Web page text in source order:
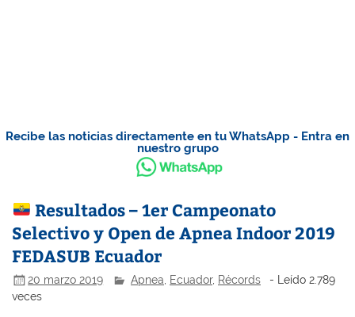
Recibe las noticias directamente en tu WhatsApp - Entra en
nuestro grupo
Resultados – 1er Campeonato
Selectivo y Open de Apnea Indoor 2019
FEDASUB Ecuador
20 marzo 2019 Apnea Ecuador, Récords
- Leído 2.789
veces